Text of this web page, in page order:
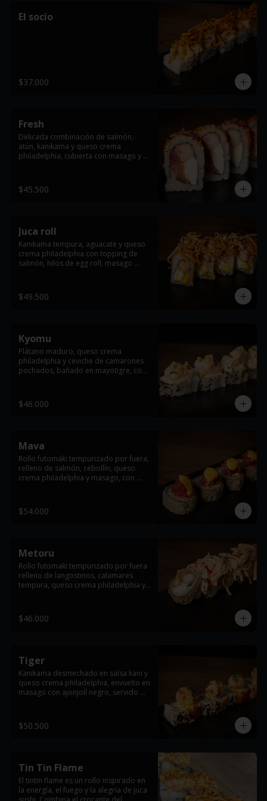
El socio
$37.000
Fresh
Delicada combinación de salmón,
atún, kanikama y queso crema
philadelphia, cubierta con masago y
$45.500
Juca roll
Kanikama tempura, aguacate y queso
crema philadelphia con topping de
salmón, hilos de egg roll, masago
$49.500
Kyomu
Plátano maduro, queso crema
philadelphia y ceviche de camarones
pochados, bañado en mayotigre, con
$46.000
Mava
Rollo futomaki tempurizado por fuera,
relleno de salmón, cebollín, queso
crema philadelphia y masago, con
$54.000
Metoru
Rollo futomaki tempurizado por fuera
relleno de langostinos, calamares
tempura, queso crema philadelphia y
negro.
$46.000
Tiger
Kanikama desmechado en salsa kani y
queso crema philadelphia, envuelto en
masago con ajonjolí negro, servido
$50.500
Tin Tin Flame
El tintin flame es un rollo inspirado en
la energía, el fuego y la alegría de juca